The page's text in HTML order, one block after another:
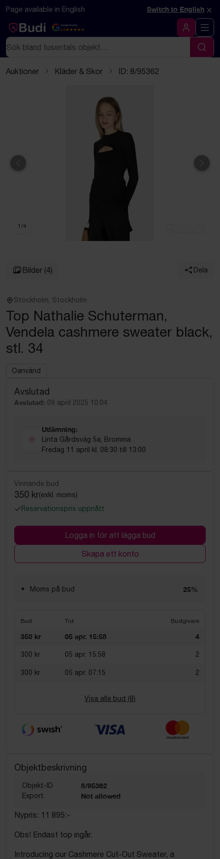
Hoppa till innehåll
Textbaserad (markdown) version av denna sida
Page available in English Switch to English ×
Google Rating
4.5
Logga in
Sök
Sök
Auktioner Kläder & Skor ID: 8/95362
Föregående
1 /4
Bilder (4) Dela
Stockholm, Stockholm
Top Nathalie Schuterman,
Vendela cashmere sweater black,
stl. 34
Oanvänd
Avslutad
Avslutad: 09 april 2025 10:04
Utlämning:
Linta Gårdsväg 5a, Bromma
Fredag 11 april kl. 08:30 till 13:00
Vinnande bud
350 kr(exkl. moms)
Reservationspris uppnått
Logga in för att lägga bud
Skapa ett konto
Moms på bud 25%
Bud Tid Budgivare
350 kr 05 apr. 15:58 4
300 kr 05 apr. 15:58 2
300 kr 05 apr. 07:15 2
Visa alla bud (8)
Objektbeskrivning
Objekt-ID 8/95362
Export Not allowed
Nypris: 11 895:-
Obs! Endast top ingår.
Introducing our Cashmere Cut-Out Sweater, a